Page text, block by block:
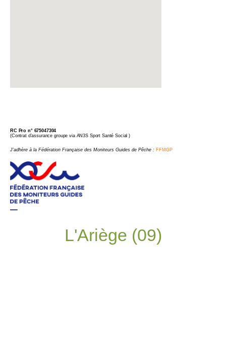
RC Pro n° 675047304
(Contrat d’assurance groupe via AN3S Sport Santé Social )
J’adhère à la Fédération Française des Moniteurs Guides de Pêche : FFMGP
L'Ariège (09)